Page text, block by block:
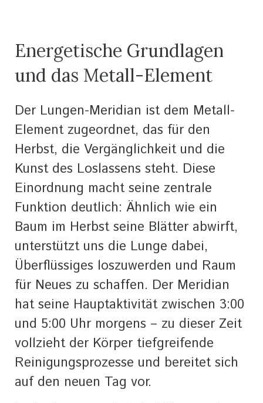
Energetische Grundlagen
und das Metall-Element
Der Lungen-Meridian ist dem Metall-
Element zugeordnet, das für den
Herbst, die Vergänglichkeit und die
Kunst des Loslassens steht. Diese
Einordnung macht seine zentrale
Funktion deutlich: Ähnlich wie ein
Baum im Herbst seine Blätter abwirft,
unterstützt uns die Lunge dabei,
Überflüssiges loszuwerden und Raum
für Neues zu schaffen. Der Meridian
hat seine Hauptaktivität zwischen 3:00
und 5:00 Uhr morgens – zu dieser Zeit
vollzieht der Körper tiefgreifende
Reinigungsprozesse und bereitet sich
auf den neuen Tag vor.